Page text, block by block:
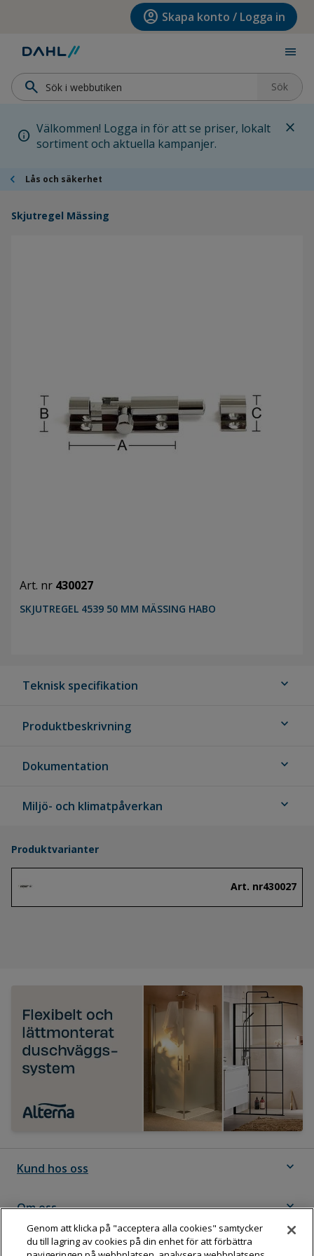
Hoppa till huvudinnehållet account_circle Skapa konto / Logga in
menu
search Sök
info Välkommen! Logga in för att se priser, lokalt
sortiment och aktuella kampanjer.
close
chevron_left Lås och säkerhet
Skjutregel Mässing
Art. nr 430027
SKJUTREGEL 4539 50 MM MÄSSING HABO
Teknisk specifikation expand_more
Produktbeskrivning expand_more
Dokumentation expand_more
Miljö- och klimatpåverkan expand_more
Produktvarianter
Art. nr430027
Kund hos oss expand_more
Om oss expand_more
Följ Dahl
Genom att klicka på "acceptera alla cookies" samtycker
du till lagring av cookies på din enhet för att förbättra